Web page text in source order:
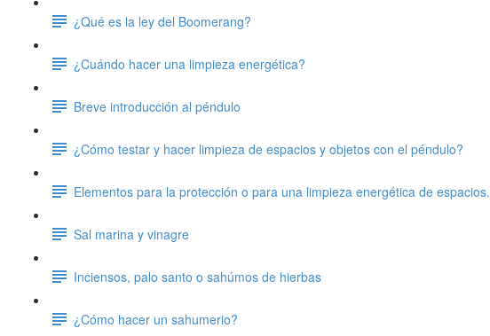
¿Qué es la ley del Boomerang?
¿Cuándo hacer una limpieza energética?
Breve introducción al péndulo
¿Cómo testar y hacer limpieza de espacios y objetos con el péndulo?
Elementos para la protección o para una limpieza energética de espacios.
Sal marina y vinagre
Inciensos, palo santo o sahúmos de hierbas
¿Cómo hacer un sahumerio?